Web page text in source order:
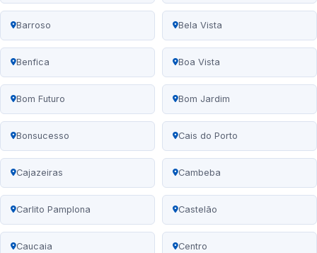
Barroso Bela Vista
Benfica Boa Vista
Bom Futuro Bom Jardim
Bonsucesso Cais do Porto
Cajazeiras Cambeba
Carlito Pamplona Castelão
Caucaia Centro